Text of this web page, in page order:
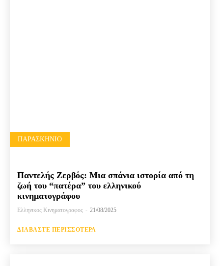
ΠΑΡΑΣΚΉΝΙΟ
Παντελής Ζερβός: Μια σπάνια ιστορία από τη
ζωή του “πατέρα” του ελληνικού
κινηματογράφου
Ελληνικος Κινηματογραφος - 21/08/2025
ΔΙΑΒΆΣΤΕ ΠΕΡΙΣΣΌΤΕΡΑ